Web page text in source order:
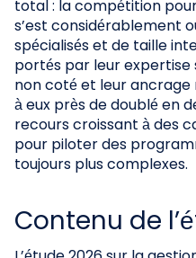
total : la compétition
s’est considérablement
spécialisés et de taille
portés par leur
non coté et leur ancrage
à eux près de doublé en
recours croissant à des
pour piloter des
toujours plus complexes.
Contenu de